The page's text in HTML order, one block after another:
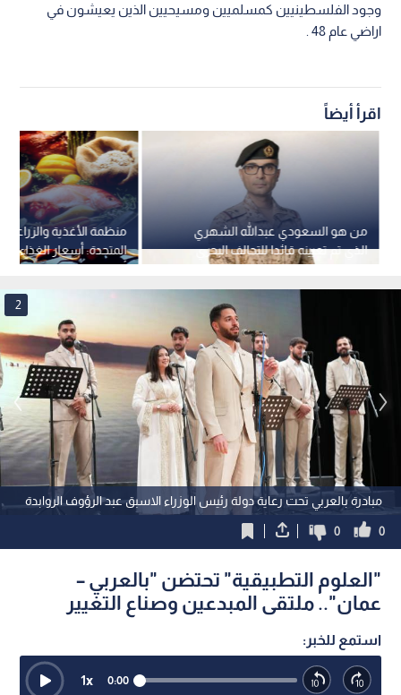
وجود الفلسطينيين كمسلميين ومسيحيين الذين يعيشون في
اراضي عام 48 .
اقرأ أيضاً
منظمة الأغذية والزراعة
المتحدة: أسعار الغذاء
أعلى مستوى منذ 3 سنوات ونصف
من هو السعودي عبدالله الشهري
الذي تم تعيينه قائدا للتحالف البحري
متعدد الجنسيات؟
مبادرة بالعربي تحت رعاية دولة رئيس الوزراء الاسبق عبد الرؤوف الروابدة
2
0
0
"العلوم التطبيقية" تحتضن "بالعربي –
عمان".. ملتقى المبدعين وصناع التغيير
استمع للخبر:
0:00
1x